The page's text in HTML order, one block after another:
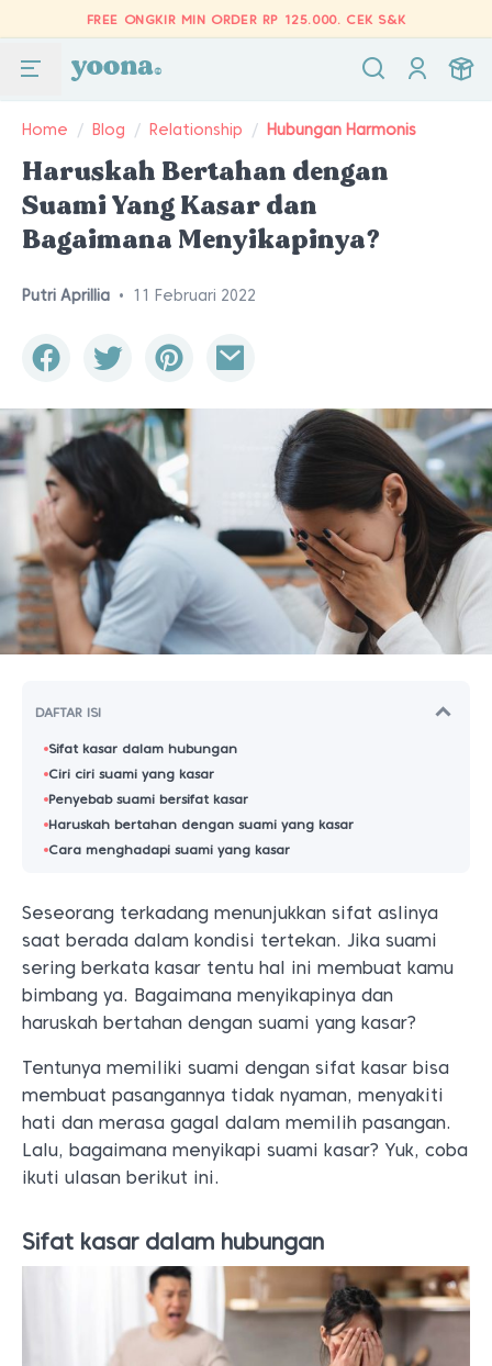
FREE ONGKIR MIN ORDER RP 125.000. CEK S&K
Home / Blog / Relationship / Hubungan Harmonis
Haruskah Bertahan dengan
Suami Yang Kasar dan
Bagaimana Menyikapinya?
Putri Aprillia • 11 Februari 2022
DAFTAR ISI
Sifat kasar dalam hubungan
Ciri ciri suami yang kasar
Penyebab suami bersifat kasar
Haruskah bertahan dengan suami yang kasar
Cara menghadapi suami yang kasar
Seseorang terkadang menunjukkan sifat aslinya
saat berada dalam kondisi tertekan. Jika suami
sering berkata kasar tentu hal ini membuat kamu
bimbang ya. Bagaimana menyikapinya dan
haruskah bertahan dengan suami yang kasar?
Tentunya memiliki suami dengan sifat kasar bisa
membuat pasangannya tidak nyaman, menyakiti
hati dan merasa gagal dalam memilih pasangan.
Lalu, bagaimana menyikapi suami kasar? Yuk, coba
ikuti ulasan berikut ini.
Sifat kasar dalam hubungan